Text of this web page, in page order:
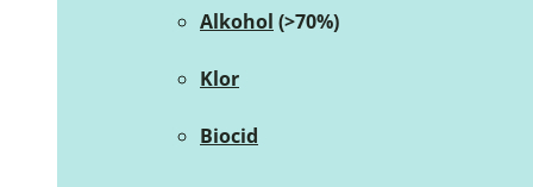
Alkohol (>70%)
Klor
Biocid